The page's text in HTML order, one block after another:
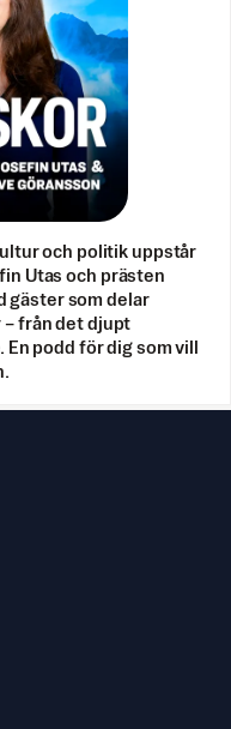
och politik uppstår
Utas och prästen
gäster som delar
från det djupt
podd för dig som vill